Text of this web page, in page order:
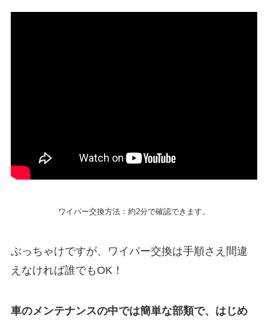
ワイパー交換方法：約2分で確認できます。
ぶっちゃけですが、ワイパー交換は手順さえ間違
えなければ誰でもOK！
車のメンテナンスの中では簡単な部類で、はじめ